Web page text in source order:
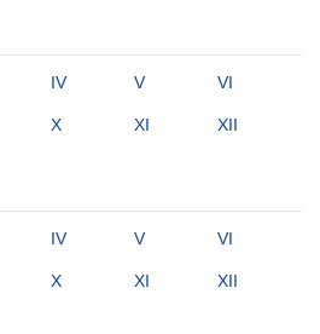
IV V VI
X XI XII
IV V VI
X XI XII